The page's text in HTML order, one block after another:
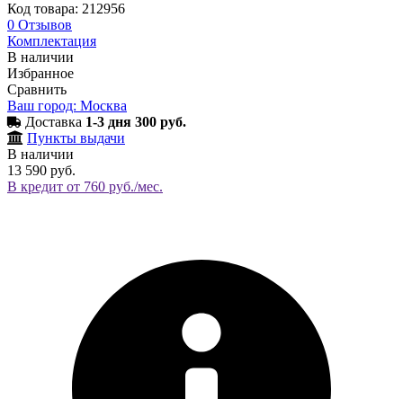
Код товара: 212956
0 Отзывов
Комплектация
В наличии
Избранное
Сравнить
Ваш город: Москва
Доставка 1-3 дня 300 руб.
Пункты выдачи
В наличии
13 590 руб.
В кредит от 760 руб./мес.